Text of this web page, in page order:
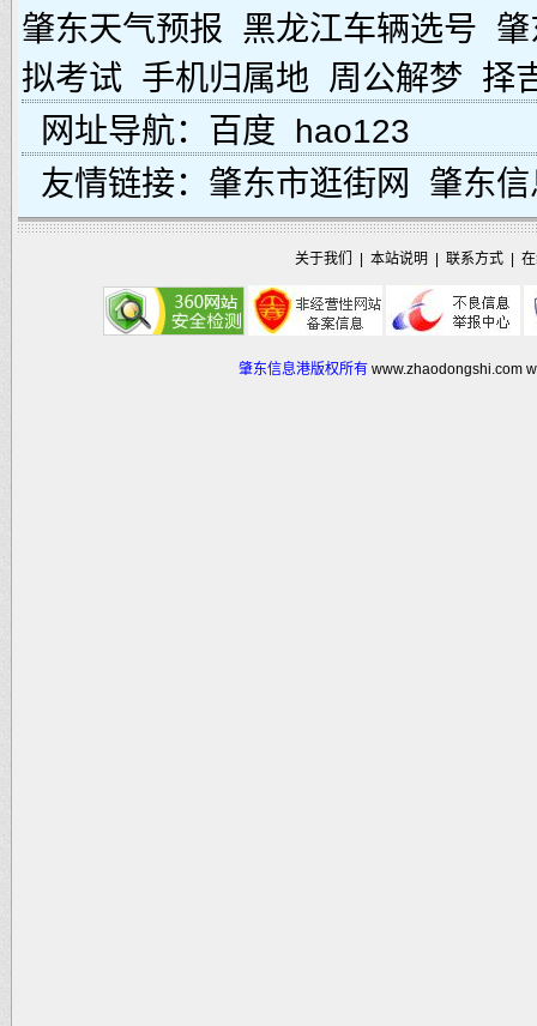
肇东天气预报 黑龙江车辆选号
拟考试 手机归属地 周公解梦 择
网址导航： 百度 hao123
友情链接： 肇东市逛街网 肇东
关于我们 本站说明 联系方式|
肇东信息港版权所有 www.zhaodongshi.com